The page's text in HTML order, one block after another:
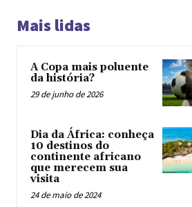
Mais lidas
A Copa mais poluente
da história?
29 de junho de 2026
Dia da África: conheça
10 destinos do
continente africano
que merecem sua
visita
24 de maio de 2024